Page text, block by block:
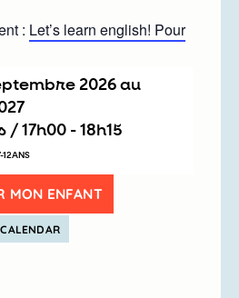
: Let’s learn english! Pour
2026au
/ 17h00 - 18h15
12ANS
MON ENFANT